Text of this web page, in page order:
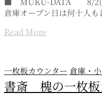
倉庫オープン日は何十人
Read More
一枚板カウンター 倉庫・
書斎 槐の一枚